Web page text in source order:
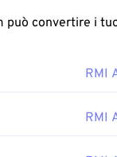
per aprire un file
VLC Media
RMI
RMI